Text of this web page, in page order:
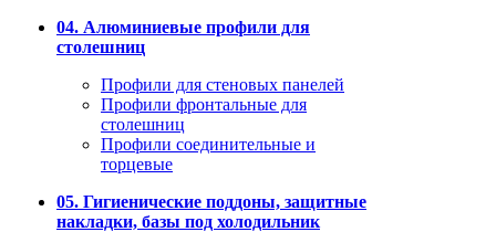
04. Алюминиевые профили для
столешниц
Профили для стеновых панелей
Профили фронтальные для
столешниц
Профили соединительные и
торцевые
05. Гигиенические поддоны, защитные
накладки, базы под холодильник